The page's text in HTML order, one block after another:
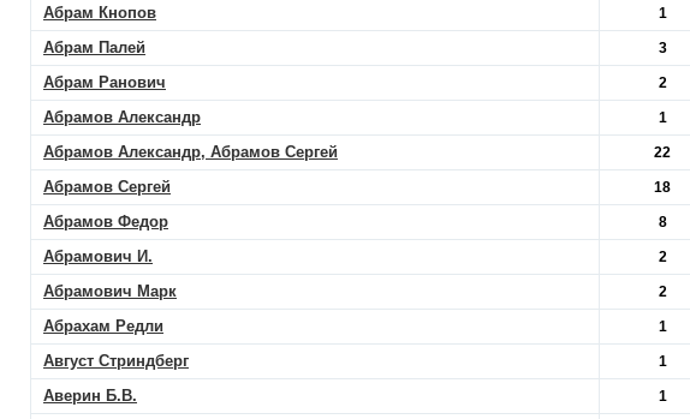
Абрам Кнопов 1
Абрам Палей 3
Абрам Ранович 2
Абрамов Александр 1
Абрамов Александр, Абрамов Сергей 22
Абрамов Сергей 18
Абрамов Федор 8
Абрамович И. 2
Абрамович Марк 2
Абрахам Редли 1
Август Стриндберг 1
Аверин Б.В. 1